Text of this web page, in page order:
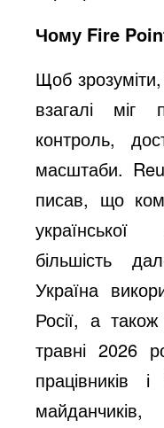
Чому Fire
Щоб
взагалі міг
контроль,
масштаби.
писав, що
більшість
Україна
Росії, а
травні 2026
працівників